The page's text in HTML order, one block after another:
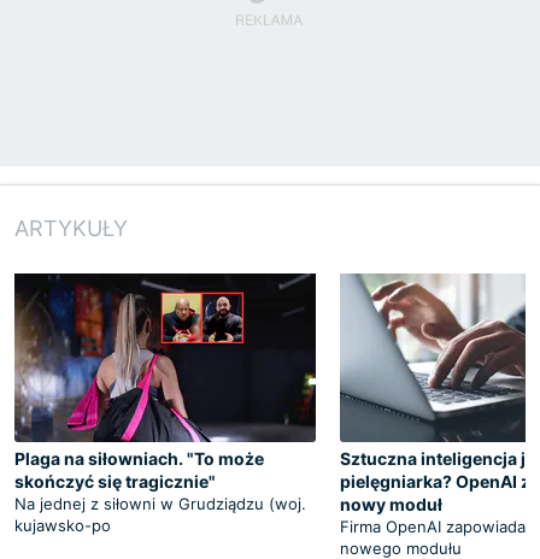
ARTYKUŁY
Plaga na siłowniach. "To może
skończyć się tragicznie"
Na jednej z siłowni w Grudziądzu (woj.
kujawsko-po
Sztuczna inteligencja
pielęgniarka? OpenAI
nowy moduł
Firma OpenAI zapowiada
nowego modułu